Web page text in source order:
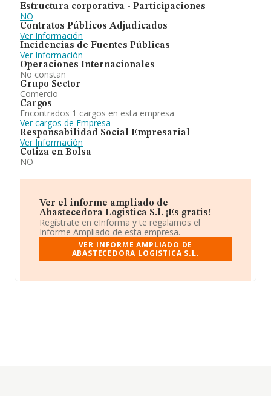
Estructura corporativa - Participaciones
NO
Contratos Públicos Adjudicados
Ver Información
Incidencias de Fuentes Públicas
Ver Información
Operaciones Internacionales
No constan
Grupo Sector
Comercio
Cargos
Encontrados 1 cargos en esta empresa
Ver cargos de Empresa
Responsabilidad Social Empresarial
Ver Información
Cotiza en Bolsa
NO
Ver el informe ampliado de
Abastecedora Logistica S.l. ¡Es gratis!
Regístrate en eInforma y te regalamos el
Informe Ampliado de esta empresa.
VER INFORME AMPLIADO DE
ABASTECEDORA LOGISTICA S.L.